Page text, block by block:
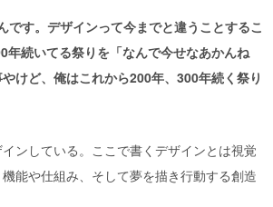
です。デザインって今までと違うことするこ
年続いてる祭りを「なんで今せなあかんね
けど、俺はこれから200年、300年続く祭り
ンしている。ここで書くデザインとは視覚
能や仕組み、そして夢を描き行動する創造